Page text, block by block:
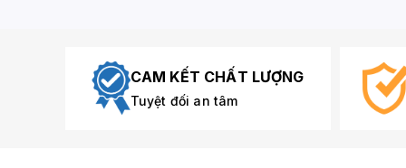
CAM KẾT CHẤT LƯỢNG
Tuyệt đối an tâm